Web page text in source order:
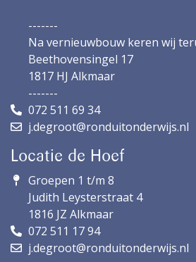
-------
Na vernieuwbouw keren wij
Beethovensingel 17
1817 HJ Alkmaar
-------
072 511 69 34
j.degroot@ronduitonderwijs.nl
Locatie de Hoef
Groepen 1 t/m 8
Judith Leysterstraat 4
1816 JZ Alkmaar
072 511 17 94
j.degroot@ronduitonderwijs.nl